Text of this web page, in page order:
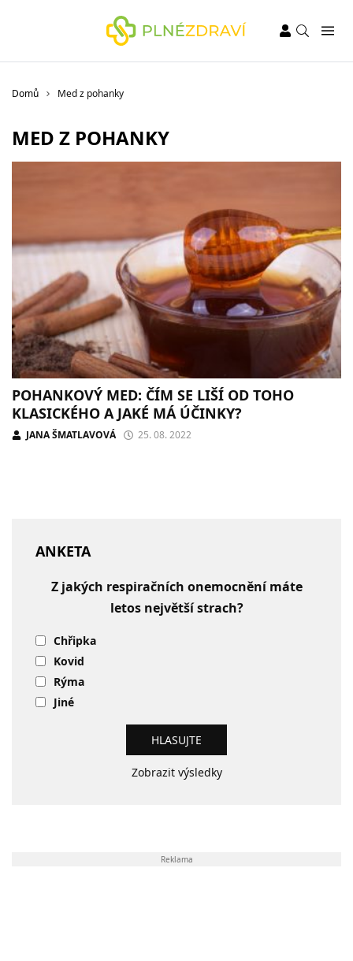
Domů Med z pohanky
MED Z POHANKY
POHANKOVÝ MED: ČÍM SE LIŠÍ OD TOHO
KLASICKÉHO A JAKÉ MÁ ÚČINKY?
JANA ŠMATLAVOVÁ 25. 08. 2022
ANKETA
Z jakých respiračních onemocnění máte
letos největší strach?
Chřipka
Kovid
Rýma
Jiné
Zobrazit výsledky
Reklama